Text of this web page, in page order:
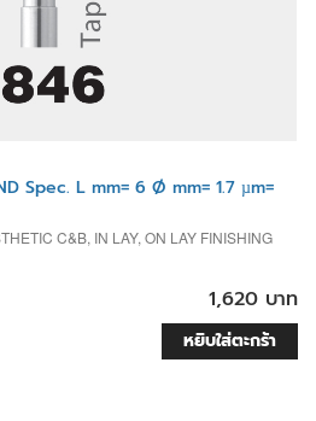
Spec. L mm= 6 Ø mm= 1.7 µm=
C&B, IN LAY, ON LAY FINISHING
1,620 บาท
หยิบใส่ตะกร้า